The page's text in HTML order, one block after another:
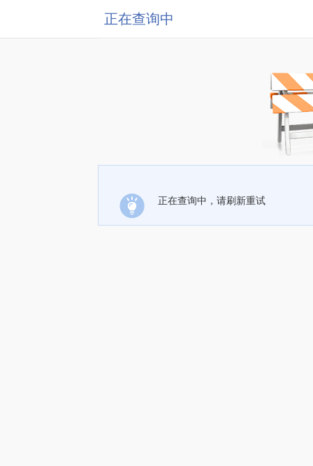
正在查询中
正在查询中，请刷新重试